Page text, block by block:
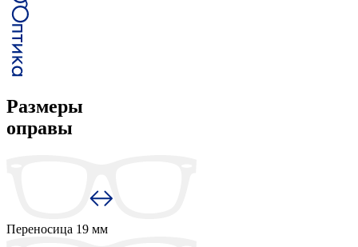
Размеры
оправы
Переносица 19 мм